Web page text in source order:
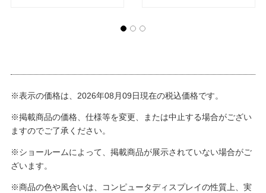
※表示の価格は、2026年08月09日現在の税込価格です。
※掲載商品の価格、仕様等を変更、または中止する場合がござい
ますのでご了承ください。
※ショールームによって、掲載商品が展示されていない場合がご
ざいます。
※商品の色や風合いは、コンピュータディスプレイの性質上、実